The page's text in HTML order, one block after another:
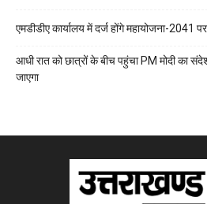
एमडीडीए कार्यालय में दर्ज होंगे महायोजना-2041
आधी रात को छात्रों के बीच पहुंचा PM मोदी का
जाएगा